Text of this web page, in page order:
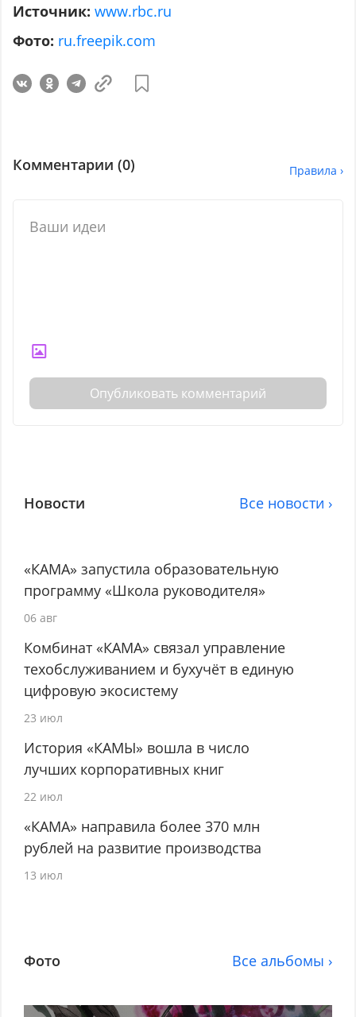
Источник: www.rbc.ru
Фото: ru.freepik.com
Комментарии (0) Правила ›
Опубликовать комментарий
Новости Все новости ›
«КАМА» запустила образовательную
программу «Школа руководителя»
06 авг
Комбинат «КАМА» связал управление
техобслуживанием и бухучёт в единую
цифровую экосистему
23 июл
История «КАМЫ» вошла в число
лучших корпоративных книг
22 июл
«КАМА» направила более 370 млн
рублей на развитие производства
13 июл
Фото Все альбомы ›